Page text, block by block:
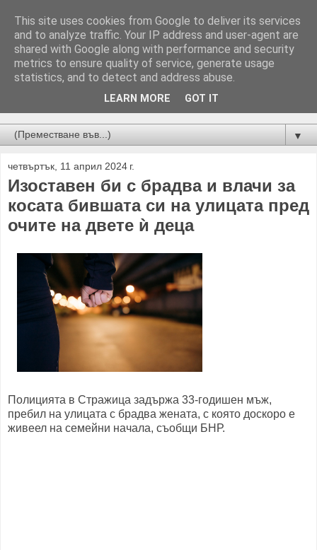
Новини от Бургас, страната и света!
▼
четвъртък, 11 април 2024 г.
Изоставен би с брадва и влачи за
косата бившата си на улицата пред
очите на двете ѝ деца
Полицията в Стражица задържа 33-годишен мъж,
пребил на улицата с брадва жената, с която доскоро е
живеел на семейни начала, съобщи БНР.
This site uses cookies from Google to deliver its services
and to analyze traffic. Your IP address and user-agent are
shared with Google along with performance and security
metrics to ensure quality of service, generate usage
statistics, and to detect and address abuse.
LEARN MORE GOT IT